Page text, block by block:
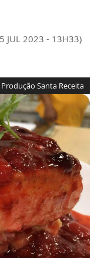
JUL 2023 - 13H33)
Produção Santa Receita